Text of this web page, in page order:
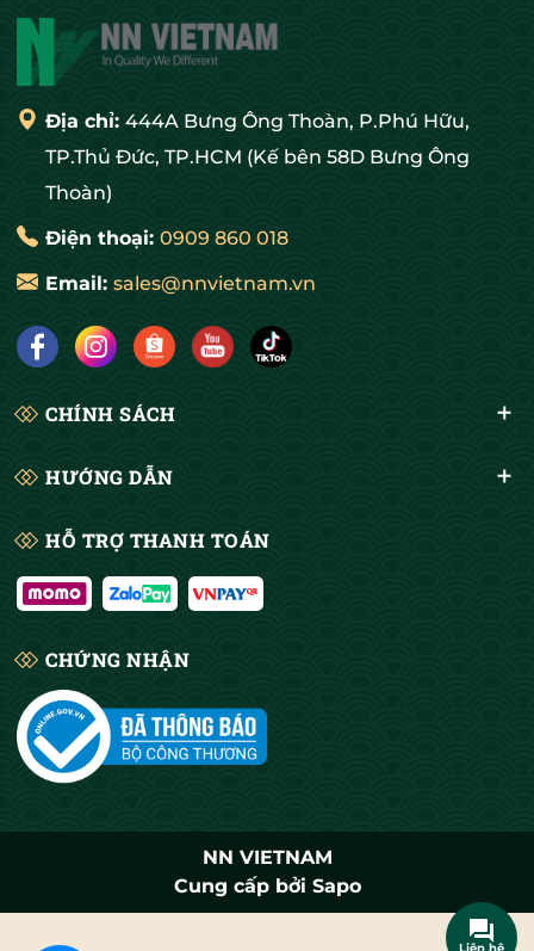
Địa chỉ: 444A Bưng Ông Thoàn, P.Phú Hữu,
TP.Thủ Đức, TP.HCM (Kế bên 58D Bưng Ông
Thoàn)
Điện thoại: 0909 860 018
Email: sales@nnvietnam.vn
CHÍNH SÁCH
HƯỚNG DẪN
HỖ TRỢ THANH TOÁN
CHỨNG NHẬN
NN VIETNAM
Cung cấp bởi Sapo